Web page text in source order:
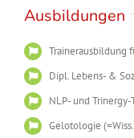
Ausbildungen
Trainerausbildung
Dipl. Lebens- &
NLP- und Trinergy-
Gelotologie